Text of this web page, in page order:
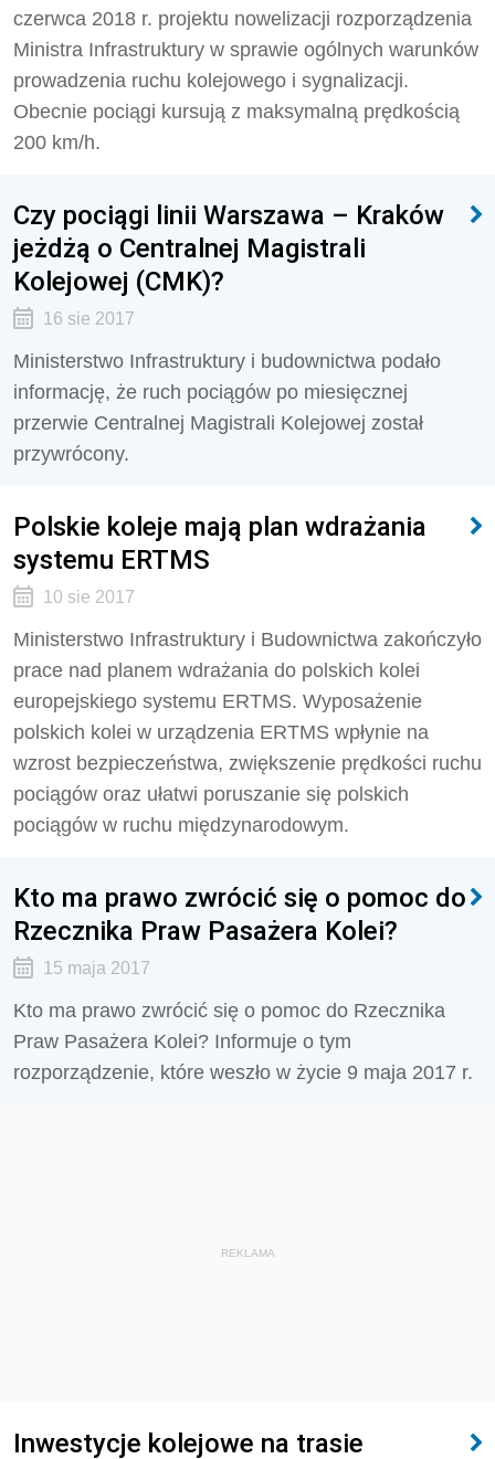
czerwca 2018 r. projektu nowelizacji rozporządzenia
Ministra Infrastruktury w sprawie ogólnych warunków
prowadzenia ruchu kolejowego i sygnalizacji.
Obecnie pociągi kursują z maksymalną prędkością
200 km/h.
Czy pociągi linii Warszawa – Kraków
jeżdżą o Centralnej Magistrali
Kolejowej (CMK)?
16 sie 2017
Ministerstwo Infrastruktury i budownictwa podało
informację, że ruch pociągów po miesięcznej
przerwie Centralnej Magistrali Kolejowej został
przywrócony.
Polskie koleje mają plan wdrażania
systemu ERTMS
10 sie 2017
Ministerstwo Infrastruktury i Budownictwa zakończyło
prace nad planem wdrażania do polskich kolei
europejskiego systemu ERTMS. Wyposażenie
polskich kolei w urządzenia ERTMS wpłynie na
wzrost bezpieczeństwa, zwiększenie prędkości ruchu
pociągów oraz ułatwi poruszanie się polskich
pociągów w ruchu międzynarodowym.
Kto ma prawo zwrócić się o pomoc do
Rzecznika Praw Pasażera Kolei?
15 maja 2017
Kto ma prawo zwrócić się o pomoc do Rzecznika
Praw Pasażera Kolei? Informuje o tym
rozporządzenie, które weszło w życie 9 maja 2017 r.
REKLAMA
Inwestycje kolejowe na trasie